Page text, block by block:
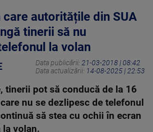
autoritățile din SUA
tinerii să nu
la volan
Data publicării: 21-03-2018 | 08:42
Data actualizării: 14-08-2025 | 22:53
tinerii pot să conducă de la 16
nu se dezlipesc de telefonul
să stea cu ochii în ecran
la volan.